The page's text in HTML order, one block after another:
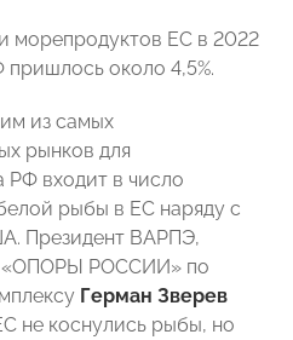
ЕС в 2022
пришлось около 4,5%.
из самых
рынков для
входит в число
рыбы в ЕС наряду с
Президент ВАРПЭ,
«ОПОРЫ РОССИИ» по
Герман Зверев
не коснулись рыбы, но